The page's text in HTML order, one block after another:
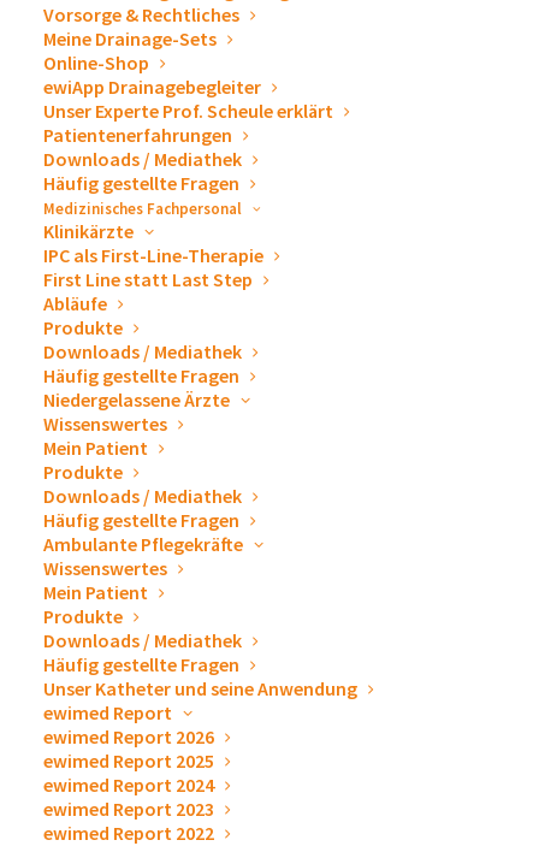
Vorsorge & Rechtliches
Meine Drainage-Sets
Online-Shop
ewiApp Drainagebegleiter
Unser Experte Prof. Scheule erklärt
Patientenerfahrungen
Downloads / Mediathek
Häufig gestellte Fragen
Medizinisches Fachpersonal
Klinikärzte
IPC als First-Line-Therapie
First Line statt Last Step
Abläufe
Produkte
Downloads / Mediathek
Häufig gestellte Fragen
Niedergelassene Ärzte
Wissenswertes
Mein Patient
Produkte
Downloads / Mediathek
Häufig gestellte Fragen
Ambulante Pflegekräfte
Wissenswertes
Mein Patient
Produkte
Downloads / Mediathek
Häufig gestellte Fragen
Unser Katheter und seine Anwendung
ewimed Report
ewimed Report 2026
ewimed Report 2025
ewimed Report 2024
ewimed Report 2023
ewimed Report 2022
Produktbeschreibung
Das farbstoff- und parfümfreie alkoholische
Einreibepräparat eignet sich besonders zur sanften
hygienischen Händedesinfektion.
Produktvorteile